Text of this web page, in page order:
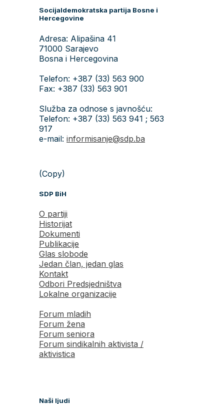
Socijaldemokratska partija Bosne i
Hercegovine
Adresa: Alipašina 41
71000 Sarajevo
Bosna i Hercegovina
Telefon: +387 (33) 563 900
Fax: +387 (33) 563 901
Služba za odnose s javnošću:
Telefon: +387 (33) 563 941 ; 563
917
e-mail: informisanje@sdp.ba
(Copy)
SDP BiH
O partiji
Historijat
Dokumenti
Publikacije
Glas slobode
Jedan član, jedan glas
Kontakt
Odbori Predsjedništva
Lokalne organizacije
Forum mladih
Forum žena
Forum seniora
Forum sindikalnih aktivista /
aktivistica
Naši ljudi